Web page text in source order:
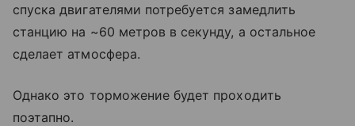
спуска двигателями потребуется замедлить
станцию на ~60 метров в секунду, а остальное
сделает атмосфера.
Однако это торможение будет проходить
поэтапно.